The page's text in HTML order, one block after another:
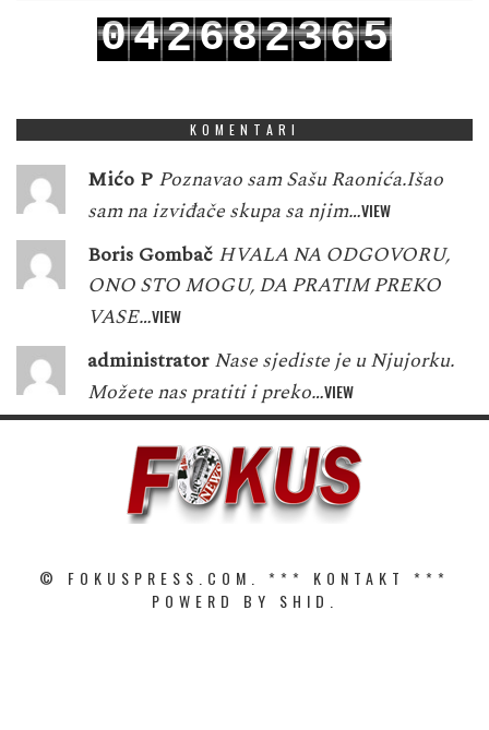
042682365
KOMENTARI
Mićo P Poznavao sam Sašu Raonića.Išao
sam na izviđače skupa sa njim…VIEW
Boris Gombač HVALA NA ODGOVORU,
ONO STO MOGU, DA PRATIM PREKO
VASE…VIEW
administrator Nase sjediste je u Njujorku.
Možete nas pratiti i preko…VIEW
© FOKUSPRESS.COM. *** KONTAKT
***
POWERD BY SHID.